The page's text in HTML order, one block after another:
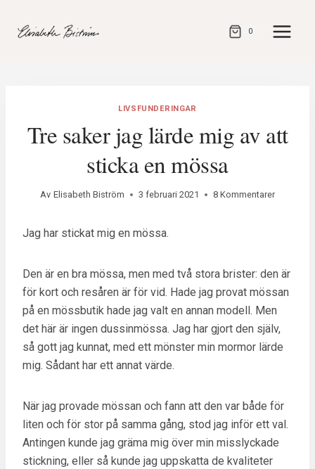
direkt
0
LIVSFUNDERINGAR
Tre saker jag lärde mig av att
sticka en mössa
Av Elisabeth Biström 3 februari 2021 8 Kommentarer
Jag har stickat mig en mössa.
Den är en bra mössa, men med två stora brister: den är
för kort och resåren är för vid. Hade jag provat mössan
på en mössbutik hade jag valt en annan modell. Men
det här är ingen dussinmössa. Jag har gjort den själv,
så gott jag kunnat, med ett mönster min mormor lärde
mig. Sådant har ett annat värde.
När jag provade mössan och fann att den var både för
liten och för stor på samma gång, stod jag inför ett val.
Antingen kunde jag gräma mig över min misslyckade
stickning, eller så kunde jag uppskatta de kvaliteter